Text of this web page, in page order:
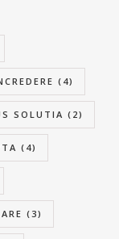
(4)
SOLUTIA (2)
(4)
(3)